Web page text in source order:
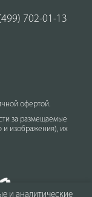
и аналитические
702-01-13
офертой.
за размещаемые
и изображения), их